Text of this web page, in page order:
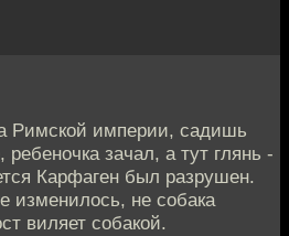
Римской империи, садишь
зачал, а тут глянь -
Карфаген был разрушен.
изменилось, не собака
виляет собакой.